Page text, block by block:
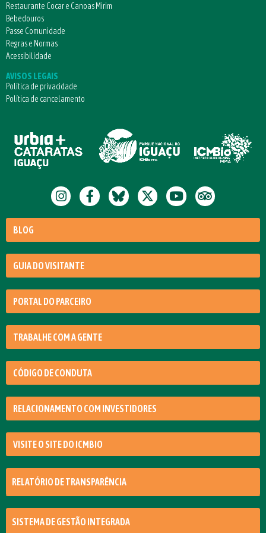
Restaurante Cocar e Canoas Mirim
Bebedouros
Passe Comunidade
Regras e Normas
Acessibilidade
AVISOS LEGAIS
Política de privacidade
Política de cancelamento
BLOG
GUIA DO VISITANTE
PORTAL DO PARCEIRO
TRABALHE COM A GENTE
CÓDIGO DE CONDUTA
RELACIONAMENTO COM INVESTIDORES
VISITE O SITE DO ICMBIO
RELATÓRIO DE TRANSPARÊNCIA
SISTEMA DE GESTÃO INTEGRADA